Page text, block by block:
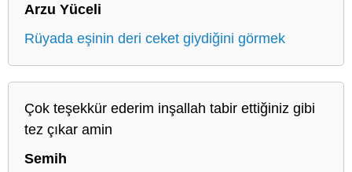
Arzu Yüceli
Rüyada eşinin deri ceket giydiğini görmek
Çok teşekkür ederim inşallah tabir ettiğiniz gibi
tez çıkar amin
Semih